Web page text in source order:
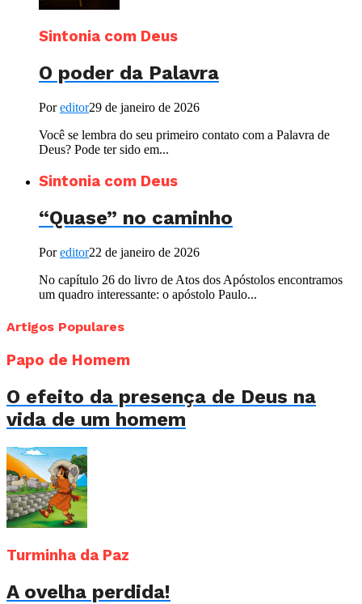
Sintonia com Deus
O poder da Palavra
Poreditor29 de janeiro de 2026
Você se lembra do seu primeiro contato com a Palavra de
Deus? Pode ter sido em...
Sintonia com Deus
“Quase” no caminho
Poreditor22 de janeiro de 2026
No capítulo 26 do livro de Atos dos Apóstolos encontramos
um quadro interessante: o apóstolo Paulo...
Artigos Populares
Papo de Homem
O efeito da presença de Deus na
vida de um homem
Turminha da Paz
A ovelha perdida!